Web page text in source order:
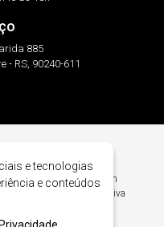
885
- RS, 90240-611
Intacto Blindagens -
Procurando Blindagem
Aqui Blindagem Automotiva
Alegre.
e tecnologias
e conteúdos